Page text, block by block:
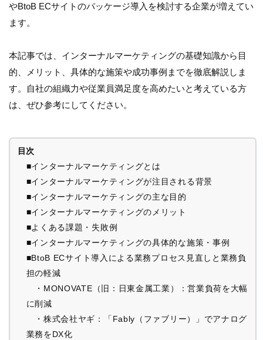
やBtoB ECサイトのパッケージ導入を検討する企業が増えてい
ます。
本記事では、インターナルマーケティングの基礎知識から目
的、メリット、具体的な施策や成功事例までを徹底解説しま
す。自社の組織力や従業員満足度を高めたいと考えている方
は、ぜひ参考にしてください。
目次
■インターナルマーケティングとは
■インターナルマーケティングが注目される背景
■インターナルマーケティングの主な目的
■インターナルマーケティングのメリット
■よくある課題・失敗例
■インターナルマーケティングの具体的な施策・事例
■BtoB ECサイト導入による業務プロセス見直しと業務負
担の軽減
・MONOVATE（旧：日東金属工業）：営業負荷を大幅
に削減
・株式会社ヤギ：「Fably（ファブリー）」でアナログ
業務をDX化